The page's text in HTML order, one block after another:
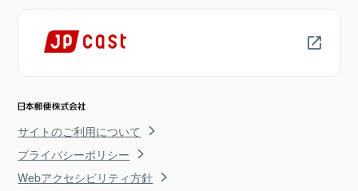
サイトのご利用について
プライバシーポリシー
Webアクセシビリティ方針